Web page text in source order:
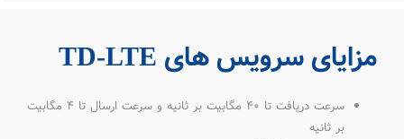
مزایای سرویس های TD-LTE
سرعت دریافت تا 40 مگابیت بر ثانیه و سرعت ارسال تا 4 مگابیت
بر ثانیه